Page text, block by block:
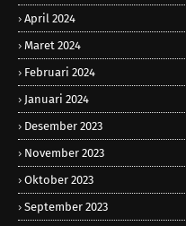
April 2024
Maret 2024
Februari 2024
Januari 2024
Desember 2023
November 2023
Oktober 2023
September 2023